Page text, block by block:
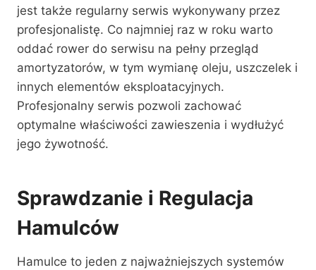
jest także regularny serwis wykonywany przez
profesjonalistę. Co najmniej raz w roku warto
oddać rower do serwisu na pełny przegląd
amortyzatorów, w tym wymianę oleju, uszczelek i
innych elementów eksploatacyjnych.
Profesjonalny serwis pozwoli zachować
optymalne właściwości zawieszenia i wydłużyć
jego żywotność.
Sprawdzanie i Regulacja
Hamulców
Hamulce to jeden z najważniejszych systemów